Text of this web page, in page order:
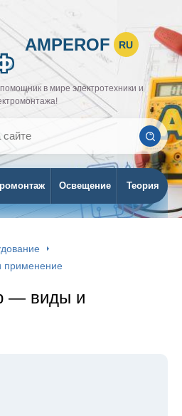
AMPEROF RU
в мире электротехники и
Освещение Теория
— виды и